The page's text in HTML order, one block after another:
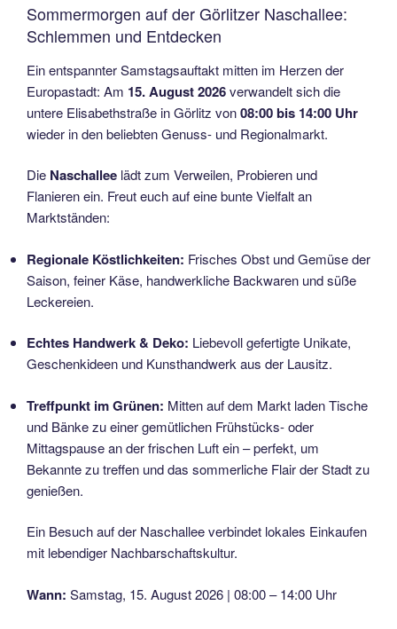
Sommermorgen auf der Görlitzer Naschallee:
Schlemmen und Entdecken
Ein entspannter Samstagsauftakt mitten im Herzen der
Europastadt: Am 15. August 2026verwandelt sich die
untere Elisabethstraße in Görlitz von08:00 bis 14:00 Uhr
wieder in den beliebten Genuss- und Regionalmarkt.
Die Naschallee lädt zum Verweilen, Probieren und
Flanieren ein. Freut euch auf eine bunte Vielfalt an
Marktständen:
Regionale Köstlichkeiten: Frisches Obst und Gemüse der
Saison, feiner Käse, handwerkliche Backwaren und süße
Leckereien.
Echtes Handwerk & Deko: Liebevoll gefertigte Unikate,
Geschenkideen und Kunsthandwerk aus der Lausitz.
Treffpunkt im Grünen: Mitten auf dem Markt laden Tische
und Bänke zu einer gemütlichen Frühstücks- oder
Mittagspause an der frischen Luft ein – perfekt, um
Bekannte zu treffen und das sommerliche Flair der Stadt zu
genießen.
Ein Besuch auf der Naschallee verbindet lokales Einkaufen
mit lebendiger Nachbarschaftskultur.
Wann: Samstag, 15. August 2026 | 08:00 – 14:00 Uhr